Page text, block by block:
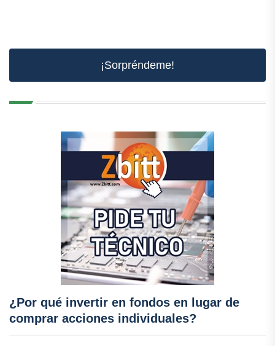
¡Sorpréndeme!
¿Por qué invertir en fondos en lugar de
comprar acciones individuales?